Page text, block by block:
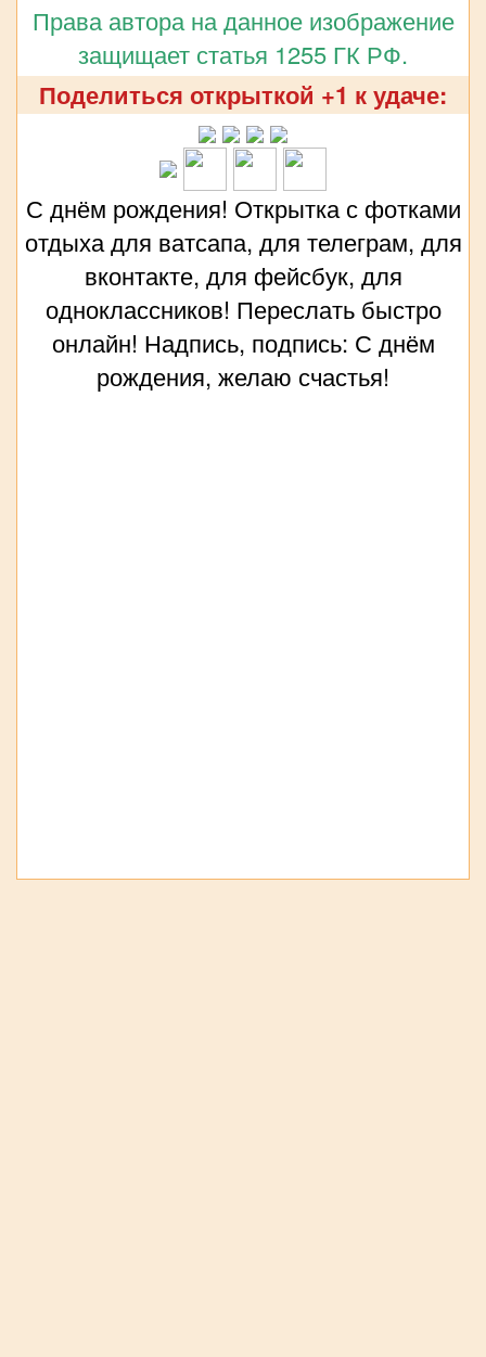
Права автора на данное изображение
защищает статья 1255 ГК РФ.
Поделиться открыткой +1 к удаче:
С днём рождения! Открытка с фотками
отдыха для ватсапа, для телеграм, для
вконтакте, для фейсбук, для
одноклассников! Переслать быстро
онлайн! Надпись, подпись: С днём
рождения, желаю счастья!